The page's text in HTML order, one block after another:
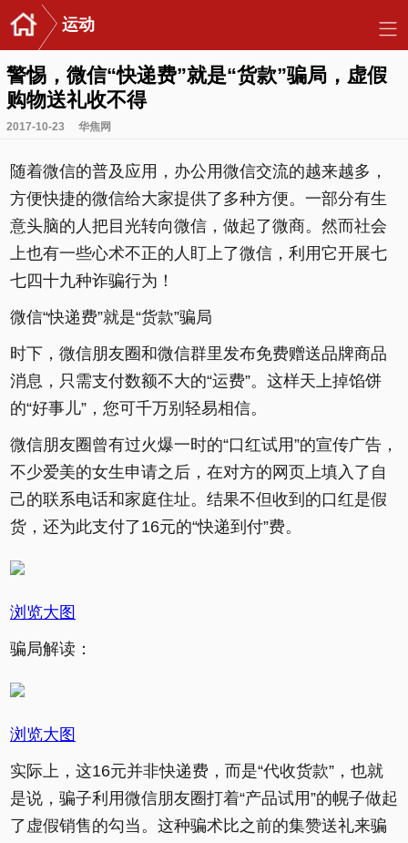
运动
警惕，微信“快递费”就是“货款”骗局，虚假
购物送礼收不得
2017-10-23 华焦网
随着微信的普及应用，办公用微信交流的越来越多，
方便快捷的微信给大家提供了多种方便。一部分有生
意头脑的人把目光转向微信，做起了微商。然而社会
上也有一些心术不正的人盯上了微信，利用它开展七
七四十九种诈骗行为！
微信“快递费”就是“货款”骗局
时下，微信朋友圈和微信群里发布免费赠送品牌商品
消息，只需支付数额不大的“运费”。这样天上掉馅饼
的“好事儿”，您可千万别轻易相信。
微信朋友圈曾有过火爆一时的“口红试用”的宣传广告，
不少爱美的女生申请之后，在对方的网页上填入了自
己的联系电话和家庭住址。结果不但收到的口红是假
货，还为此支付了16元的“快递到付”费。
浏览大图
骗局解读：
浏览大图
实际上，这16元并非快递费，而是“代收货款”，也就
是说，骗子利用微信朋友圈打着“产品试用”的幌子做起
了虚假销售的勾当。这种骗术比之前的集赞送礼来骗